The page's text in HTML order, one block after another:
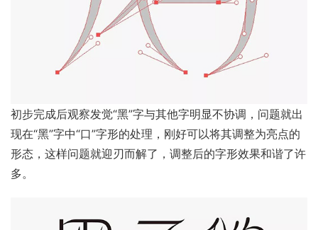
初步完成后观察发觉“黑”字与其他字明显不协调，问题就出
现在“黑”字中“口”字形的处理，刚好可以将其调整为亮点的
形态，这样问题就迎刃而解了，调整后的字形效果和谐了许
多。